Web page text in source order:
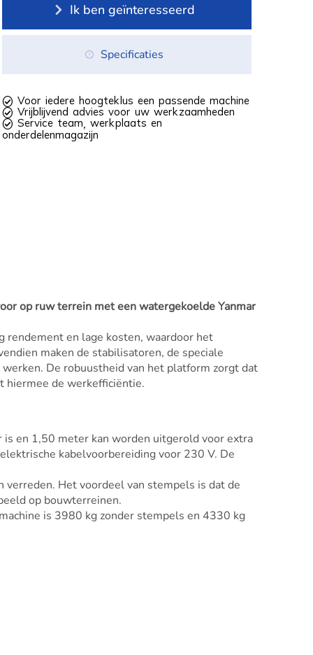
 Voor iedere hoogteklus een passende machine
 Vrijblijvend advies voor uw werkzaamheden
 Service team, werkplaats en
onderdelenmagazijn
Ik ben geïnteresseerd
Specificaties
op ruw terrein met een watergekoelde Yanmar
rendement en lage kosten, waardoor het
maken de stabilisatoren, de speciale
De robuustheid van het platform zorgt dat
hiermee de werkefficiëntie.
en 1,50 meter kan worden uitgerold voor extra
kabelvoorbereiding voor 230 V. De
verreden. Het voordeel van stempels is dat de
op bouwterreinen.
is 3980 kg zonder stempels en 4330 kg